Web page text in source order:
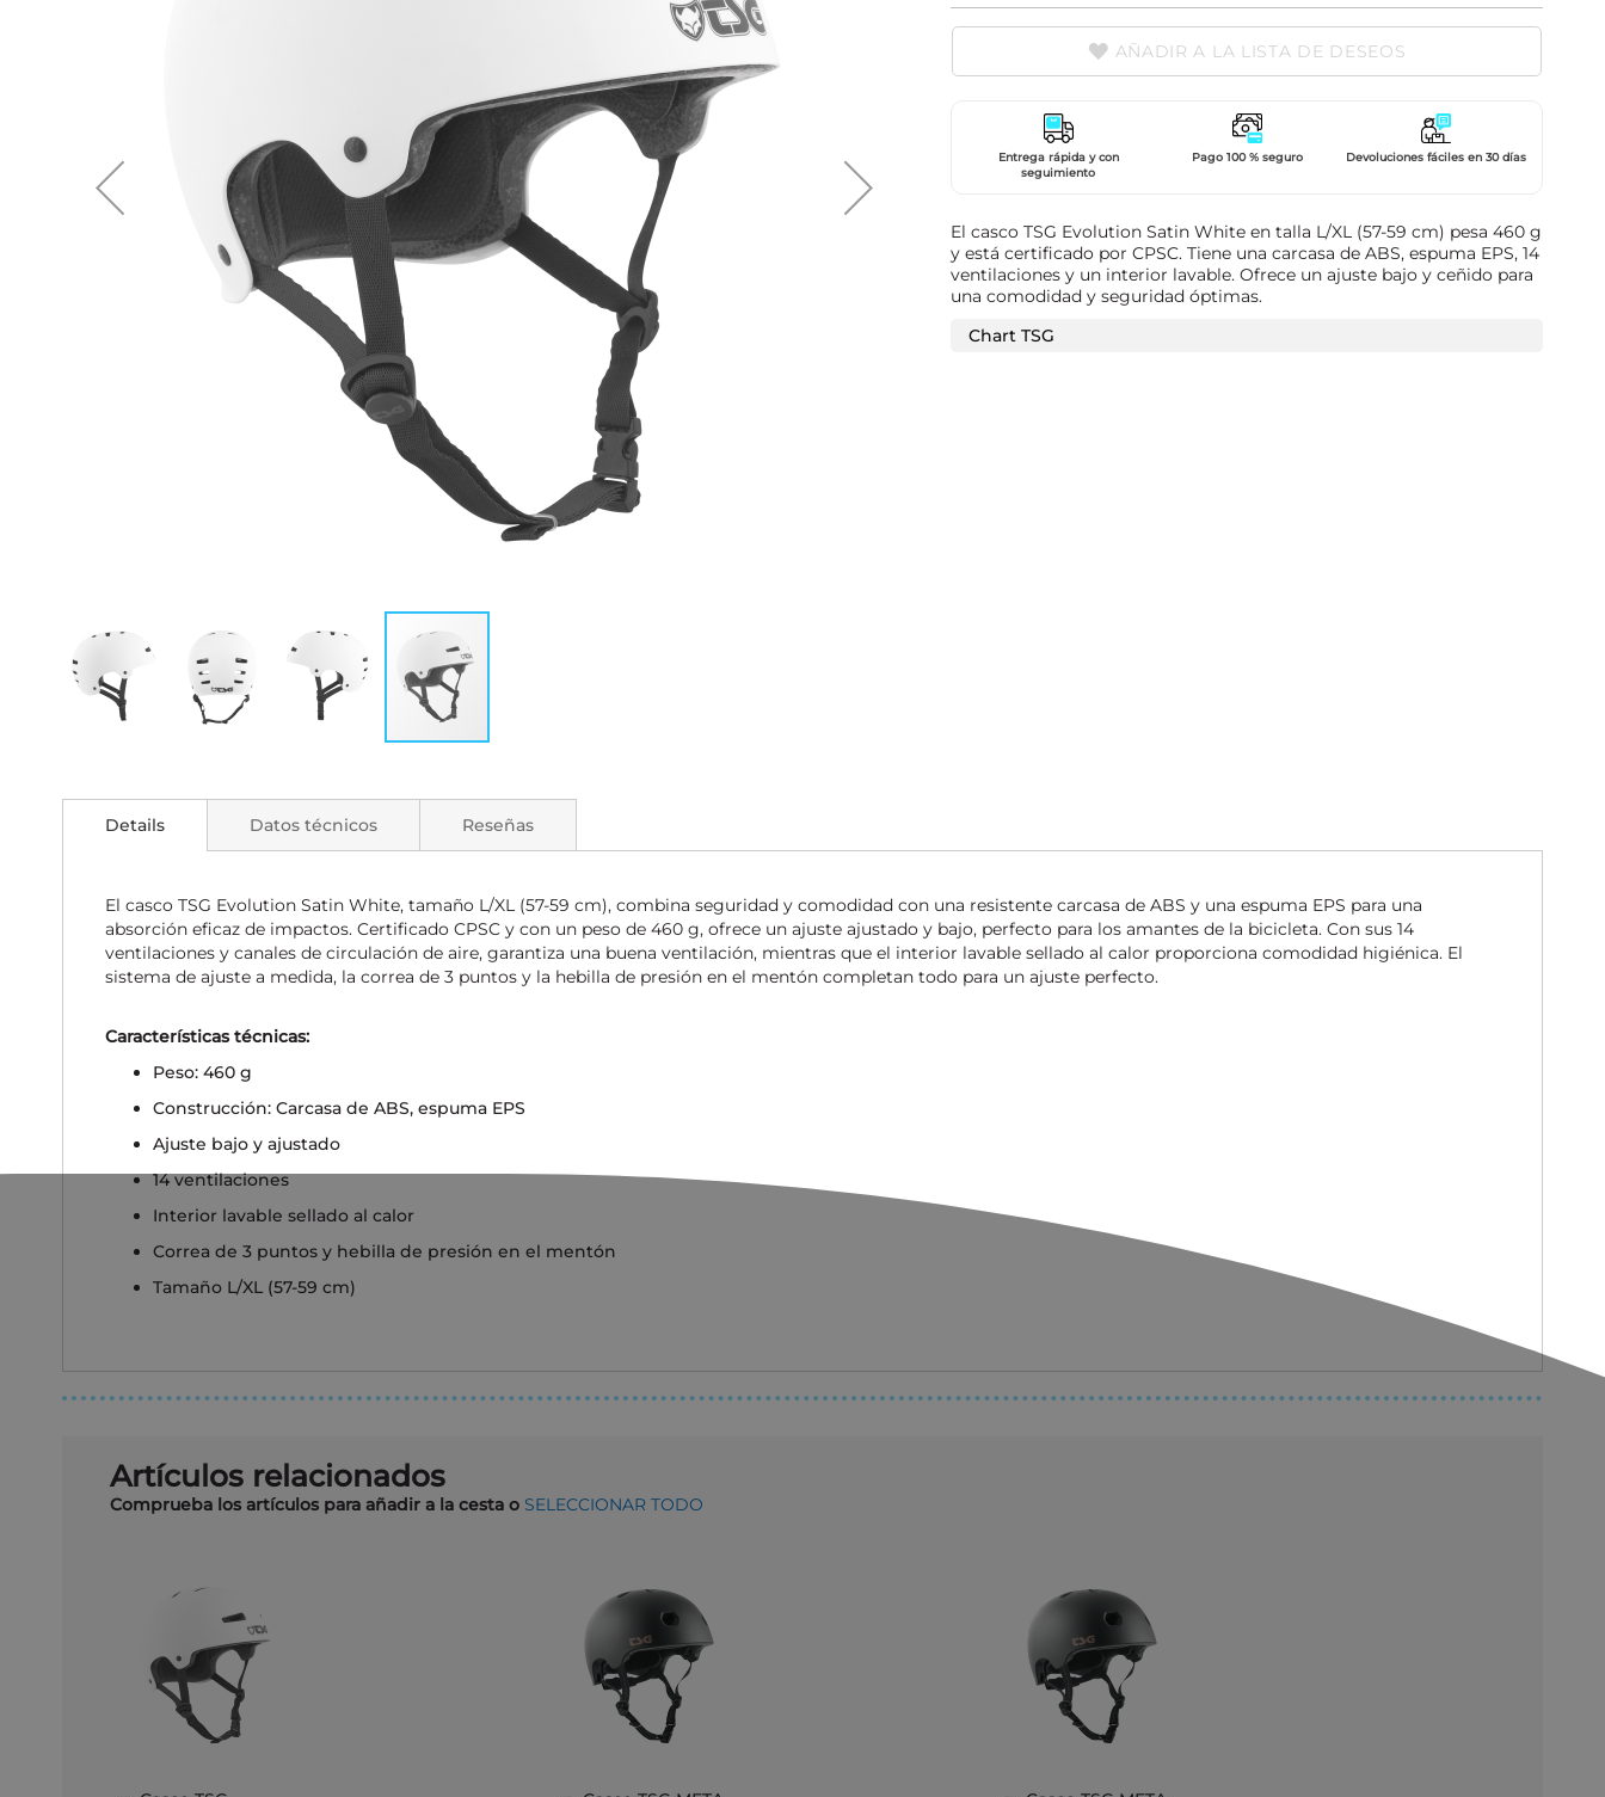
comienzo
imágenes
AÑADIR A LA LISTA DE DESEOS
Entrega rápida y con
seguimiento
Pago 100 % seguro Devoluciones fáciles en 30 días
El casco TSG Evolution Satin White en talla L/XL (57-59 cm) pesa 460 g
y está certificado por CPSC. Tiene una carcasa de ABS, espuma EPS, 14
ventilaciones y un interior lavable. Ofrece un ajuste bajo y ceñido para
una comodidad y seguridad óptimas.
Chart TSG
Details
El casco TSG Evolution Satin White, tamaño L/XL (57-59 cm), combina seguridad y comodidad con una resistente carcasa de ABS y una espuma EPS para una
absorción eficaz de impactos. Certificado CPSC y con un peso de 460 g, ofrece un ajuste ajustado y bajo, perfecto para los amantes de la bicicleta. Con sus 14
ventilaciones y canales de circulación de aire, garantiza una buena ventilación, mientras que el interior lavable sellado al calor proporciona comodidad higiénica. El
sistema de ajuste a medida, la correa de 3 puntos y la hebilla de presión en el mentón completan todo para un ajuste perfecto.
Características técnicas:
Peso: 460 g
Construcción: Carcasa de ABS, espuma EPS
Ajuste bajo y ajustado
14 ventilaciones
Interior lavable sellado al calor
Correa de 3 puntos y hebilla de presión en el mentón
Tamaño L/XL (57-59 cm)
Datos técnicos Reseñas
Artículos relacionados
Comprueba los artículos para añadir a la cesta o SELECCIONAR TODO